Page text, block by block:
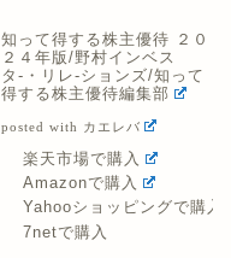
知って得する株主優待 ２０
２４年版/野村インベス
タ-・リレ-ションズ/知って
得する株主優待編集部
posted with カエレバ
楽天市場で購入
Amazonで購入
Yahooショッピングで購入
7netで購入